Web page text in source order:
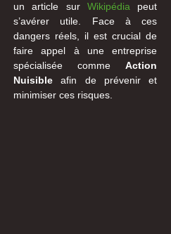
un article sur Wikipédiapeut
s’avérer utile. Face à ces
dangers réels, il est crucial de
faire appel à une entreprise
spécialisée comme Action
Nuisible afin de prévenir et
minimiser ces risques.